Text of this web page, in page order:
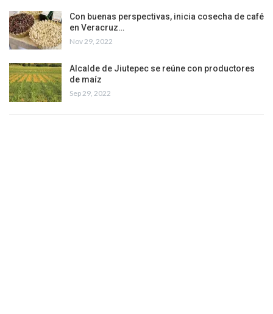
Con buenas perspectivas, inicia cosecha de café
en Veracruz…
Nov 29, 2022
Alcalde de Jiutepec se reúne con productores
de maíz
Sep 29, 2022